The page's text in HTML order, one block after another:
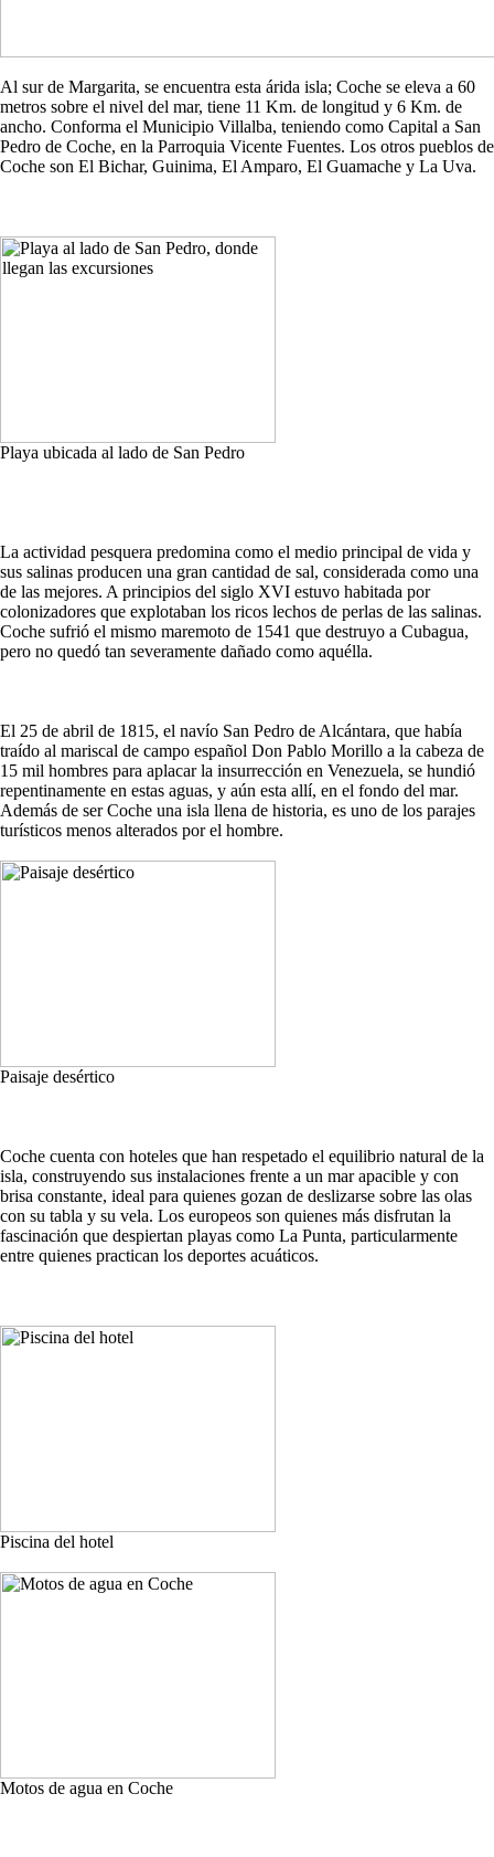
Al sur de Margarita, se encuentra esta árida isla; Coche se eleva a 60
metros sobre el nivel del mar, tiene 11 Km. de longitud y 6 Km. de
ancho. Conforma el Municipio Villalba, teniendo como Capital a San
Pedro de Coche, en la Parroquia Vicente Fuentes. Los otros pueblos de
Coche son El Bichar, Guinima, El Amparo, El Guamache y La Uva.
Playa ubicada al lado de San Pedro
La actividad pesquera predomina como el medio principal de vida y
sus salinas producen una gran cantidad de sal, considerada como una
de las mejores. A principios del siglo XVI estuvo habitada por
colonizadores que explotaban los ricos lechos de perlas de las salinas.
Coche sufrió el mismo maremoto de 1541 que destruyo a Cubagua,
pero no quedó tan severamente dañado como aquélla.
El 25 de abril de 1815, el navío San Pedro de Alcántara, que había
traído al mariscal de campo español Don Pablo Morillo a la cabeza de
15 mil hombres para aplacar la insurrección en Venezuela, se hundió
repentinamente en estas aguas, y aún esta allí, en el fondo del mar.
Además de ser Coche una isla llena de historia, es uno de los parajes
turísticos menos alterados por el hombre.
Paisaje desértico
Coche cuenta con hoteles que han respetado el equilibrio natural de la
isla, construyendo sus instalaciones frente a un mar apacible y con
brisa constante, ideal para quienes gozan de deslizarse sobre las olas
con su tabla y su vela. Los europeos son quienes más disfrutan la
fascinación que despiertan playas como La Punta, particularmente
entre quienes practican los deportes acuáticos.
Piscina del hotel
Motos de agua en Coche